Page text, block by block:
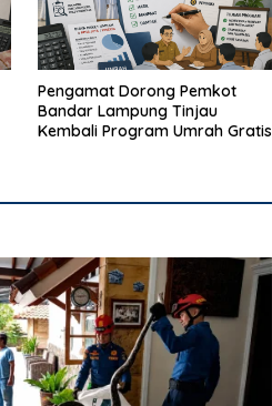
Pengamat Dorong Pemkot
Bandar Lampung Tinjau
Kembali Program Umrah Gratis